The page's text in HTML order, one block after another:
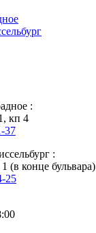
:
кп 4
37
:
(в конце бульвара)
25